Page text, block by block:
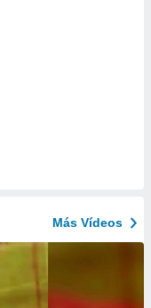
Más Vídeos